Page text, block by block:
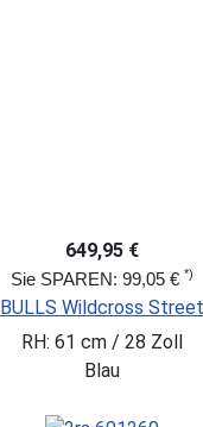
649,95 €
Sie SPAREN: 99,05 € *)
BULLS Wildcross Street
RH: 61 cm / 28 Zoll
Blau